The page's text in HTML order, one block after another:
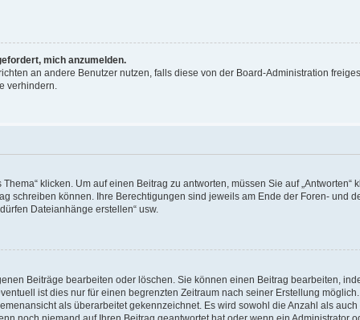
mich anzumelden.
an andere Benutzer nutzen, falls diese von der Board-Administration
verhindern.
klicken. Um auf einen Beitrag zu antworten, müssen Sie auf „Antworten“
schreiben können. Ihre Berechtigungen sind jeweils am Ende der Foren- und
Dateianhänge erstellen“ usw.
Beiträge bearbeiten oder löschen. Sie können einen Beitrag bearbeiten,
ist dies nur für einen begrenzten Zeitraum nach seiner Erstellung
als überarbeitet gekennzeichnet. Es wird sowohl die Anzahl als auch